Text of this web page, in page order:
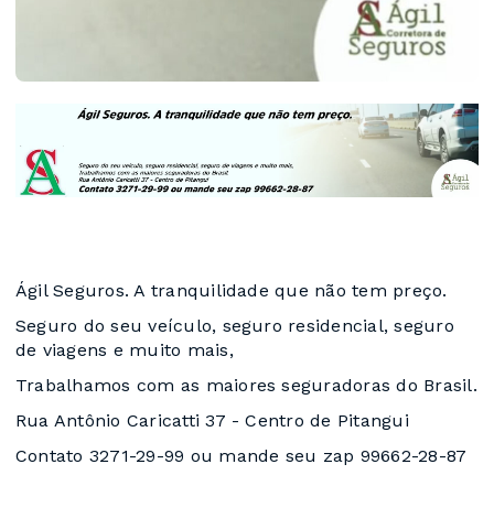
Ágil Seguros. A tranquilidade que não tem preço.
Seguro do seu veículo, seguro residencial, seguro
de viagens e muito mais,
Trabalhamos com as maiores seguradoras do Brasil.
Rua Antônio Caricatti 37 - Centro de Pitangui
Contato 3271-29-99 ou mande seu zap 99662-28-87